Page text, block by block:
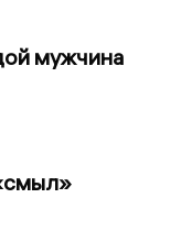
мужчина